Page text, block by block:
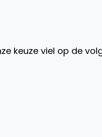
keuze viel op de